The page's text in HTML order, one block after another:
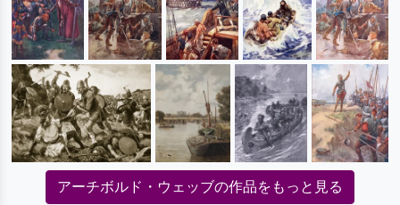
アーチボルド・ウェッブの作品をもっと見る